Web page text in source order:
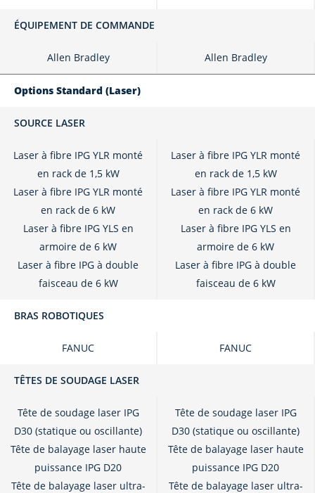
ÉQUIPEMENT DE COMMANDE
Allen Bradley Allen Bradley
Options Standard (laser)
SOURCE LASER
Laser à fibre IPG YLR monté
en rack de 1,5 kW
Laser à fibre IPG YLR monté
en rack de 6 kW
Laser à fibre IPG YLS en
armoire de 6 kW
Laser à fibre IPG à double
faisceau de 6 kW
Laser à fibre IPG YLR monté
en rack de 1,5 kW
Laser à fibre IPG YLR monté
en rack de 6 kW
Laser à fibre IPG YLS en
armoire de 6 kW
Laser à fibre IPG à double
faisceau de 6 kW
BRAS ROBOTIQUES
FANUC FANUC
TÊTES DE SOUDAGE LASER
Tête de soudage laser IPG
D30 (statique ou oscillante)
Tête de balayage laser haute
puissance IPG D20
Tête de balayage laser ultra-
Tête de soudage laser IPG
D30 (statique ou oscillante)
Tête de balayage laser haute
puissance IPG D20
Tête de balayage laser ultra-